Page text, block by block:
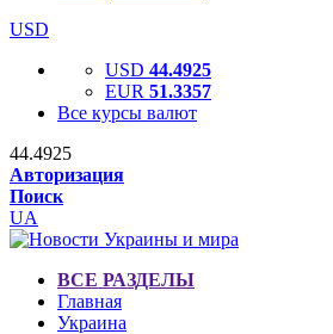
USD
USD 44.4925
EUR 51.3357
Все курсы валют
44.4925
Авторизация
Поиск
UA
ВСЕ РАЗДЕЛЫ
Главная
Украина